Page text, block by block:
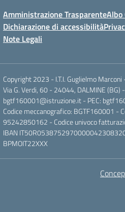
Amministrazione TrasparenteAlbo
Dichiarazione di accessibilità
Note Legali
Copyright 2023 - I.T.I. Guglielmo Marconi
Via G. Verdi, 60 - 24044, DALMINE
bgtf160001@istruzione.it - PEC:
Codice meccanografico: BGTF160001 -
95242850162 - Codice univoco
IBAN IT50R0538752970000042308320
BPMOIT22XXX